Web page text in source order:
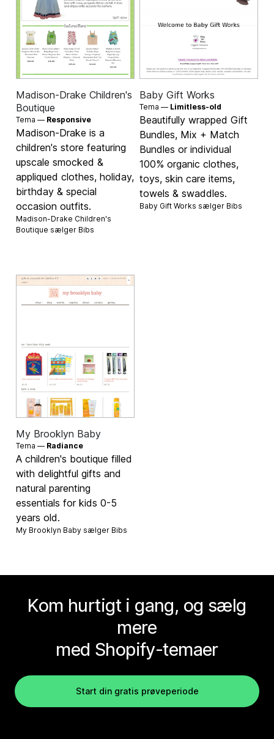
Madison-Drake Children's
Boutique
Tema — Responsive
Madison-Drake is a
children's store featuring
upscale smocked &
appliqued clothes, holiday,
birthday & special
occasion outfits.
Madison-Drake Children's
Boutique sælger Bibs
Baby Gift Works
Tema — Limitless-old
Beautifully wrapped Gift
Bundles, Mix + Match
Bundles or individual
100% organic clothes,
toys, skin care items,
towels & swaddles.
Baby Gift Works sælger Bibs
My Brooklyn Baby
Tema — Radiance
A children's boutique filled
with delightful gifts and
natural parenting
essentials for kids 0-5
years old.
My Brooklyn Baby sælger Bibs
Kom hurtigt i gang, og sælg
mere
med Shopify-temaer
Start din gratis prøveperiode